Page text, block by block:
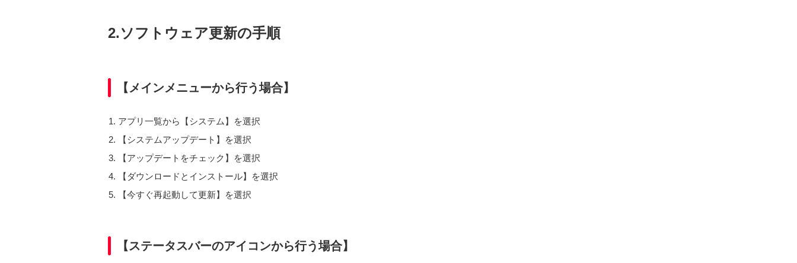
2.ソフトウェア更新の手順
【メインメニューから行う場合】
アプリ一覧から【システム】を選択
【システムアップデート】を選択
【アップデートをチェック】を選択
【ダウンロードとインストール】を選択
【今すぐ再起動して更新】を選択
【ステータスバーのアイコンから行う場合】